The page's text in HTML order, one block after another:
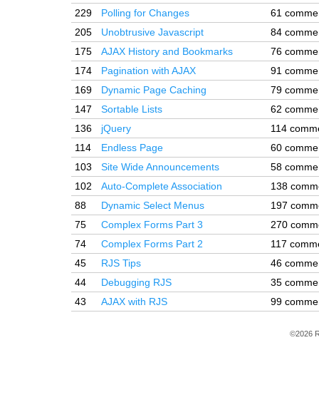
229
Polling for Changes
61
205
Unobtrusive Javascript
84
175
AJAX History and Bookmarks
76
174
Pagination with AJAX
91
169
Dynamic Page Caching
79
147
Sortable Lists
62
136
jQuery
114
114
Endless Page
60
103
Site Wide Announcements
58
102
Auto-Complete Association
138
88
Dynamic Select Menus
197
75
Complex Forms Part 3
270
74
Complex Forms Part 2
117
45
RJS Tips
46
44
Debugging RJS
35
43
AJAX with RJS 99
©2026